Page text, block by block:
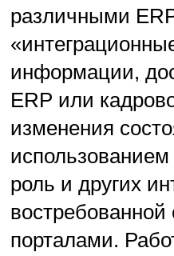
различными
информации,
ERP или
изменения
роль и других
востребованной
порталами.